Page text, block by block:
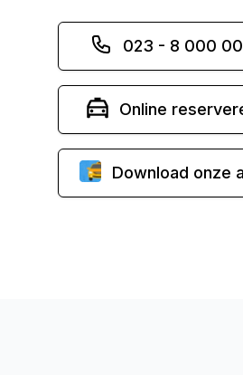
023 - 8 000
Online
Download onze